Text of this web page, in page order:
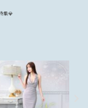
集💎